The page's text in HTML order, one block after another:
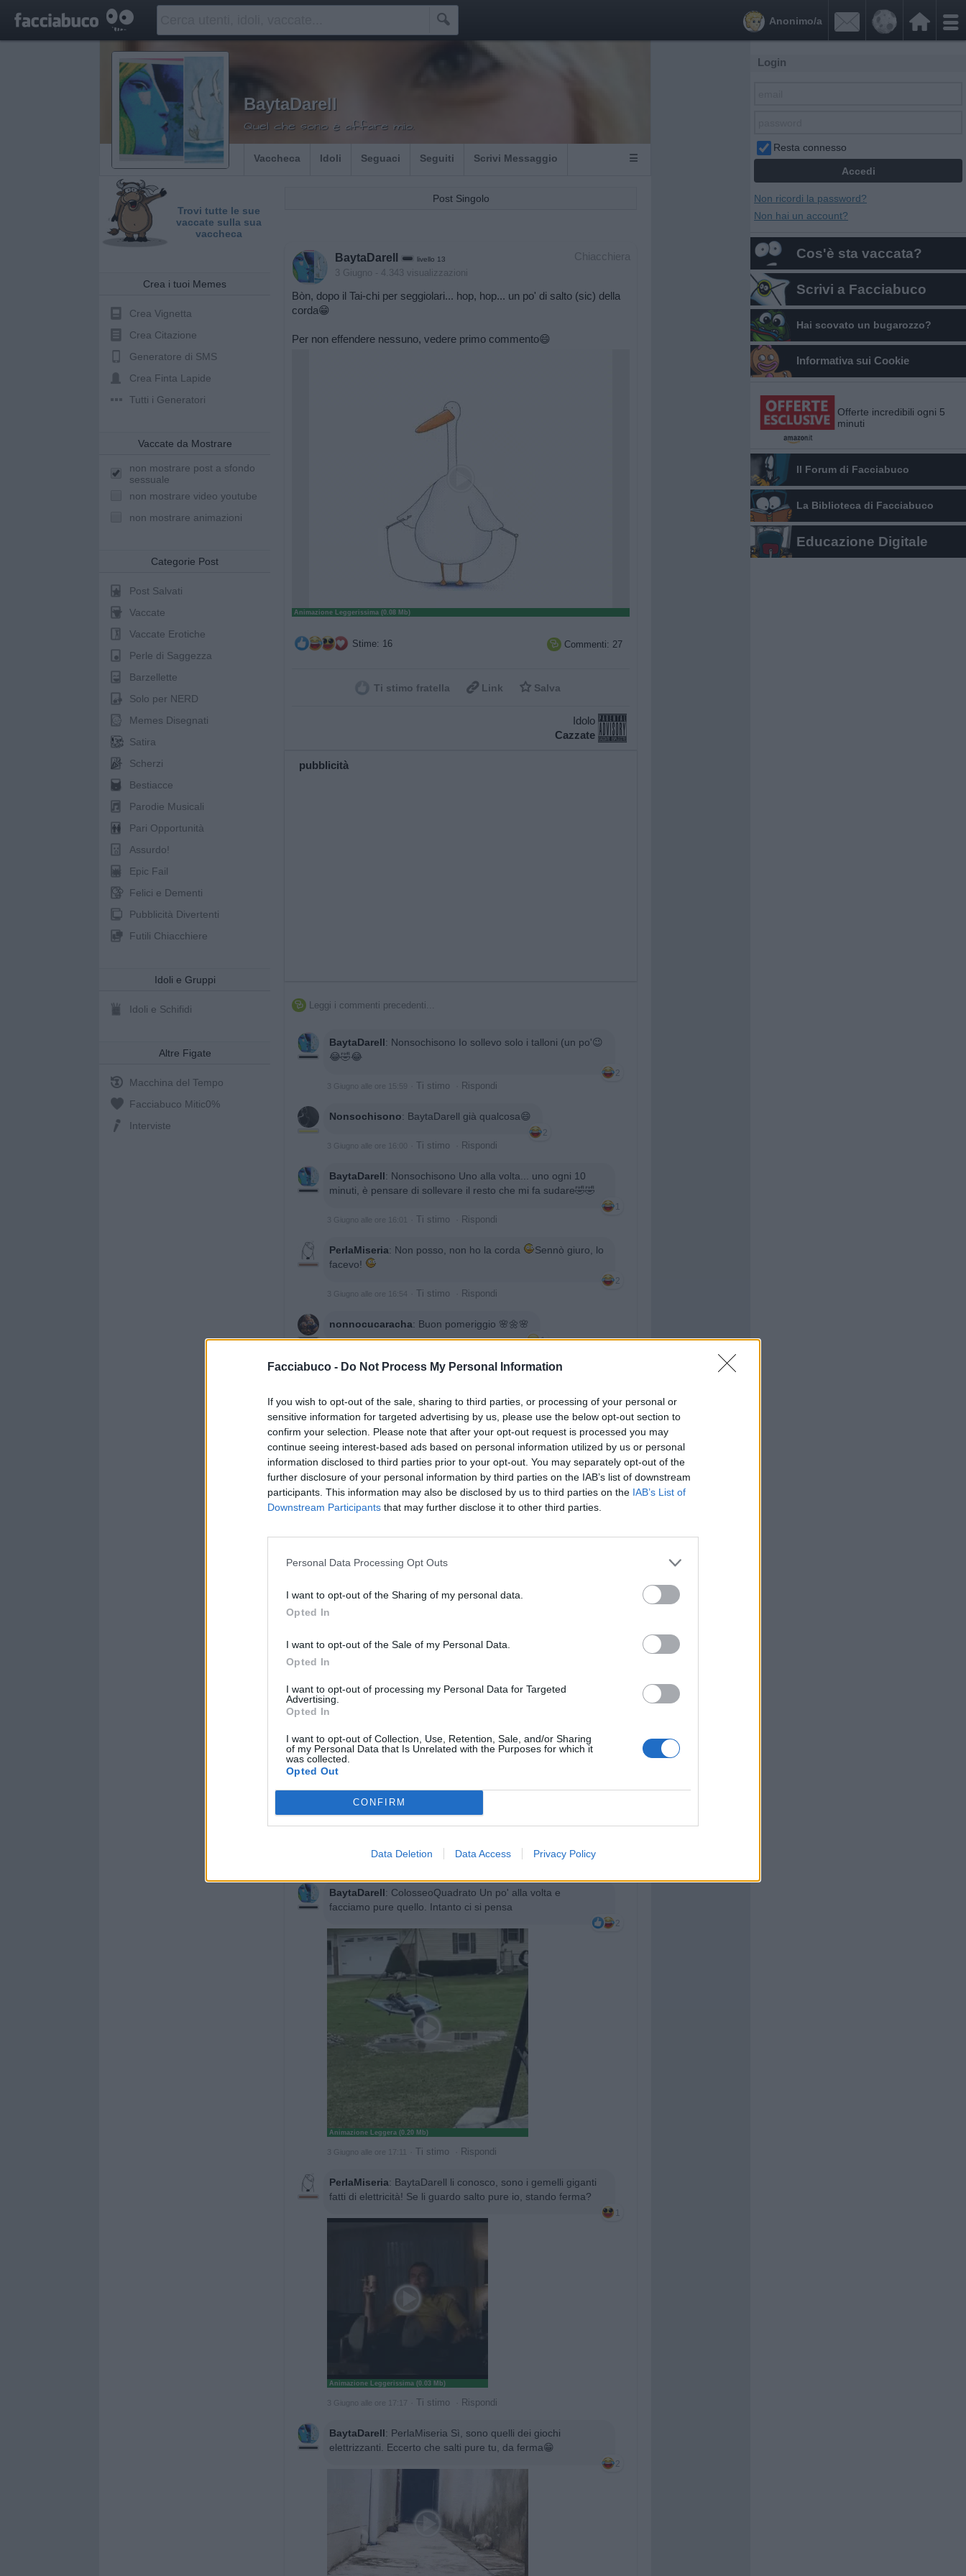
Facciabuco - Do Not Process My Personal Information
If you wish to opt-out of the sale, sharing to third parties, or processing of your personal or
sensitive information for targeted advertising by us, please use the below opt-out section to
confirm your selection. Please note that after your opt-out request is processed you may
continue seeing interest-based ads based on personal information utilized by us or personal
information disclosed to third parties prior to your opt-out. You may separately opt-out of the
further disclosure of your personal information by third parties on the IAB’s list of downstream
participants. This information may also be disclosed by us to third parties on the IAB’s List of
Downstream Participants that may further disclose it to other third parties.
Personal Data Processing Opt Outs
I want to opt-out of the Sharing of my personal data.
Opted In
I want to opt-out of the Sale of my Personal Data.
Opted In
I want to opt-out of processing my Personal Data for Targeted
Advertising.
Opted In
I want to opt-out of Collection, Use, Retention, Sale, and/or Sharing
of my Personal Data that Is Unrelated with the Purposes for which it
was collected.
Opted Out
CONFIRM
Data Deletion Data Access Privacy Policy
 

Anonimo/a
BaytaDarell
Quel che sono è affare mio.
Vaccheca Idoli Seguaci Seguiti Scrivi Messaggio ☰
Trovi tutte le sue
vaccate sulla sua
vaccheca
Crea i tuoi Memes
Crea Vignetta
Crea Citazione
Generatore di SMS
Crea Finta Lapide
Tutti i Generatori
Vaccate da Mostrare
non mostrare post a sfondo
sessuale
non mostrare video youtube
non mostrare animazioni
Categorie Post
Post Salvati
Vaccate
Vaccate Erotiche
Perle di Saggezza
Barzellette
Solo per NERD
Memes Disegnati
Satira
Scherzi
Bestiacce
Parodie Musicali
Pari Opportunità
Assurdo!
Epic Fail
Felici e Dementi
Pubblicità Divertenti
Futili Chiacchiere
Idoli e Gruppi
Idoli e Schifidi
Altre Figate
Macchina del Tempo
Facciabuco Mitic0%
Interviste
Post Singolo
Chiacchiera
BaytaDarell livello 13
3 Giugno - 4.343 visualizzazioni
Bòn, dopo il Tai-chi per seggiolari... hop, hop... un po' di salto (sic) della
corda😁
Per non effendere nessuno, vedere primo commento😄
Animazione Leggerissima (0.08 Mb)
Stime: 16  Commenti: 27
Ti stimo fratella  Link  Salva
Idolo
Cazzate
pubblicità
 Leggi i commenti precedenti...
BaytaDarell: Nonsochisono Io sollevo solo i talloni (un po'😉
😂🤣😂
2
3 Giugno alle ore 15:59 Ti stimo Rispondi
Nonsochisono: BaytaDarell già qualcosa😄
2
3 Giugno alle ore 16:00 Ti stimo Rispondi
BaytaDarell: Nonsochisono Uno alla volta... uno ogni 10
minuti, è pensare di sollevare il resto che mi fa sudare🤣🤣
1
3 Giugno alle ore 16:01 Ti stimo Rispondi
PerlaMiseria: Non posso, non ho la corda
Sennò giuro, lo
facevo!
2
3 Giugno alle ore 16:54 Ti stimo Rispondi
nonnocucaracha: Buon pomeriggio 🌸🌼🌸
1
Ti stimo
3 Giugno alle ore 17:03 ·Ti stimo
BaytaDarell
PerlaMiseria Ne sono certa, ma se è solo per
la corda, chiedi a Mosayco se ti presta la sua😆oppure
Animazione Leggerissima (0.01 Mb)
3 Giugno alle ore 17:09·Ti stimo·Rispondi
BaytaDarell:nonnocucaracha Buon pomeriggio a te,
Ti stimo
BaytaDarell: ColosseoQuadrato Un po' alla volta e
facciamo pure quello. Intanto ci si pensa
2
Animazione Leggera (0.20 Mb)
3 Giugno alle ore 17:11 Ti stimo Rispondi
PerlaMiseria: BaytaDarell li conosco, sono i gemelli giganti
fatti di elettricità! Se li guardo salto pure io, stando ferma?
1
Animazione Leggerissima (0.03 Mb)
3 Giugno alle ore 17:17 Ti stimo Rispondi
BaytaDarell: PerlaMiseria Sì, sono quelli dei giochi
elettrizzanti. Eccerto che salti pure tu, da ferma😁
2
Login
Resta connesso
Non ricordi la password?
Non hai un account?
Cos'è sta vaccata?
Scrivi a Facciabuco
Hai scovato un bugarozzo?
Informativa sui Cookie
Offerte incredibili ogni 5
minuti
Il Forum di Facciabuco
La Biblioteca di Facciabuco
Educazione Digitale